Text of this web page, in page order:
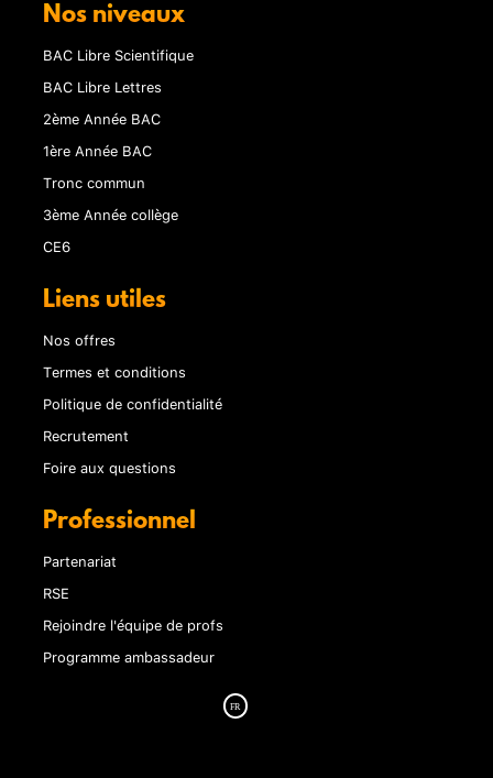
Nos niveaux
BAC Libre Scientifique
BAC Libre Lettres
2ème Année BAC
1ère Année BAC
Tronc commun
3ème Année collège
CE6
Liens utiles
Nos offres
Termes et conditions
Politique de confidentialité
Recrutement
Foire aux questions
Professionnel
Partenariat
RSE
Rejoindre l'équipe de profs
Programme ambassadeur